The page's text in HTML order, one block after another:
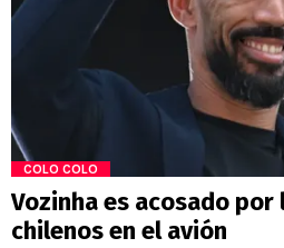
COLO COLO
Vozinha es acosado por
chilenos en el avión